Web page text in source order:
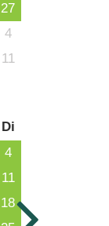
27
4
11
Di
4
11
18